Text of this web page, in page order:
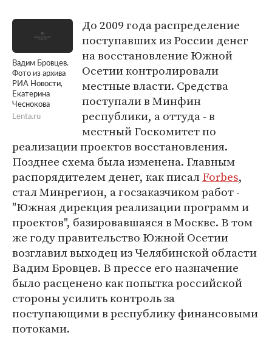
Вадим Бровцев.
Фото из архива
РИА Новости,
Екатерина
Чеснокова
Lenta.ru
До 2009 года распределение
поступавших из России денег
на восстановление Южной
Осетии контролировали
местные власти. Средства
поступали в Минфин
республики, а оттуда - в
местный Госкомитет по
реализации проектов восстановления.
Позднее схема была изменена. Главным
распорядителем денег, как писалForbes,
стал Минрегион, а госзаказчиком работ -
"Южная дирекция реализации программ и
проектов", базировавшаяся в Москве. В том
же году правительство Южной Осетии
возглавил выходец из Челябинской области
Вадим Бровцев. В прессе его назначение
было расценено как попытка российской
стороны усилить контроль за
поступающими в республику финансовыми
потоками.